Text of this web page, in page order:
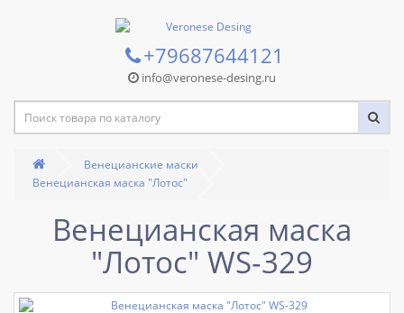
+79687644121
info@veronese-desing.ru
Венецианские маски
Венецианская маска "Лотос"
Венецианская маска
"Лотос" WS-329